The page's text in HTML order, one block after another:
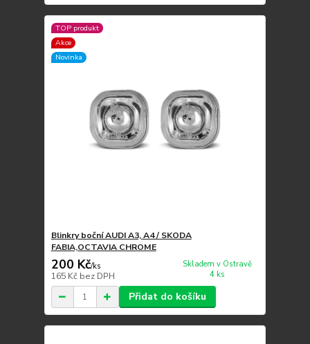
TOP produkt
Akce
Novinka
Blinkry boční AUDI A3, A4 / SKODA
FABIA,OCTAVIA CHROME
200 Kč/ks
165 Kč bez DPH
Skladem v Ostravě
4 ks
Přidat do košíku